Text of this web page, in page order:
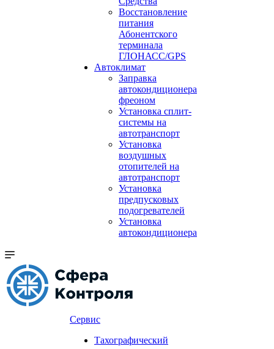
Восстановление
питания
Абонентского
терминала
ГЛОНАСС/GPS
Автоклимат
Заправка
автокондиционера
фреоном
Установка сплит-
системы на
автотранспорт
Установка
воздушных
отопителей на
автотранспорт
Установка
предпусковых
подогревателей
Установка
автокондиционера
Сервис
Тахографический